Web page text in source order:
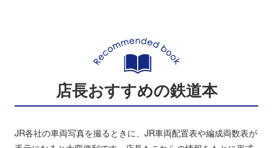
店長おすすめの鉄道本
JR各社の車両写真を撮るときに、JR車両配置表や編成両数表が